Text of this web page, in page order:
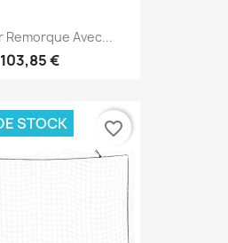
Remorque Avec...
103,85 €
STOCK favorite_border